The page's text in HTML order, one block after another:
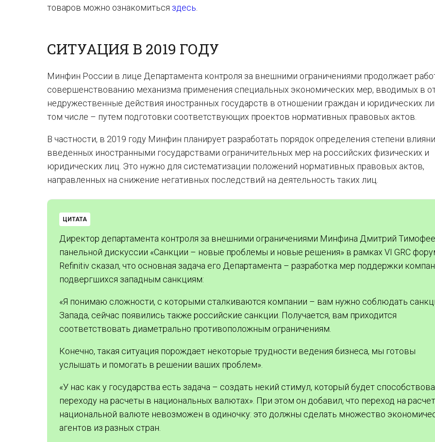
товаров можно ознакомиться здесь
СИТУАЦИЯ В 2019 ГОДУ
Минфин России в лице Департамента контроля за внешними ограничениями продолжает
совершенствованию механизма применения специальных экономических мер, вводимых в
недружественные действия иностранных государств в отношении граждан и юридических
том числе – путем подготовки соответствующих проектов нормативных правовых актов.
В частности, в 2019 году Минфин планирует разработать порядок определения степени
введенных иностранными государствами ограничительных мер на российских физических и
юридических лиц. Это нужно для систематизации положений нормативных правовых актов,
направленных на снижение негативных последствий на деятельность таких лиц.
ЦИТАТА
Директор департамента контроля за внешними ограничениями Минфина Дмитрий
панельной дискуссии «Санкции – новые проблемы и новые решения» в рамках VI GRC
Refinitiv сказал, что основная задача его Департамента – разработка мер поддержки
подвергшихся западным санкциям:
«Я понимаю сложности, с которыми сталкиваются компании – вам нужно соблюдать
Запада, сейчас появились также российские санкции. Получается, вам приходится
соответствовать диаметрально противоположным ограничениям.
Конечно, такая ситуация порождает некоторые трудности ведения бизнеса, мы готовы
услышать и помогать в решении ваших проблем».
«У нас как у государства есть задача – создать некий стимул, который будет
переходу на расчеты в национальных валютах». При этом он добавил, что переход на
национальной валюте невозможен в одиночку: это должны сделать множество
агентов из разных стран.